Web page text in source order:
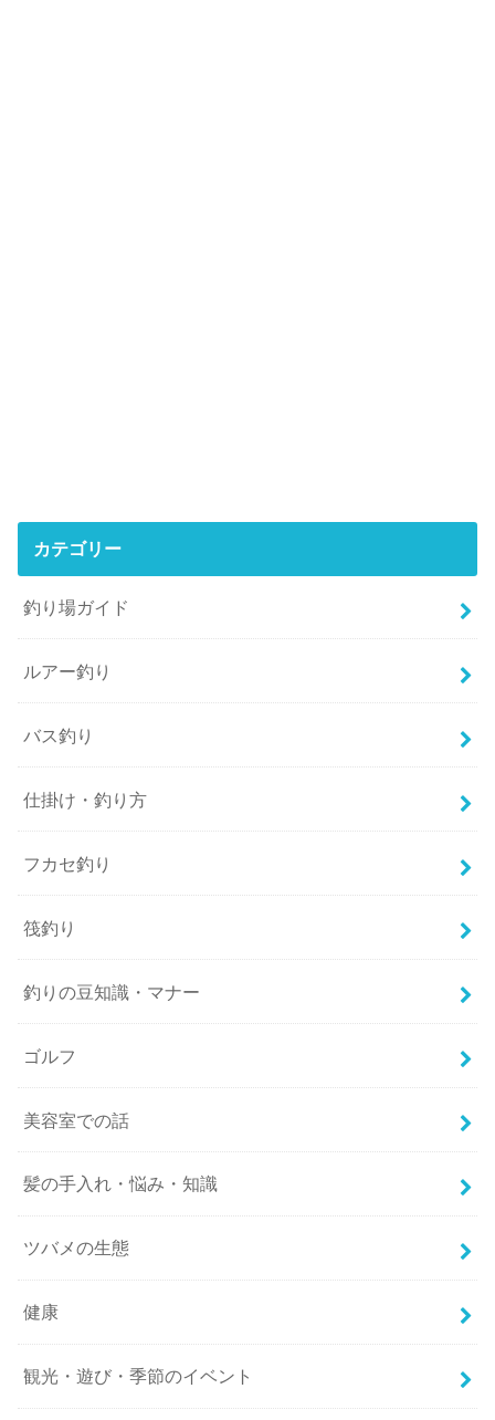
カテゴリー
釣り場ガイド
ルアー釣り
バス釣り
仕掛け・釣り方
フカセ釣り
筏釣り
釣りの豆知識・マナー
ゴルフ
美容室での話
髪の手入れ・悩み・知識
ツバメの生態
健康
観光・遊び・季節のイベント